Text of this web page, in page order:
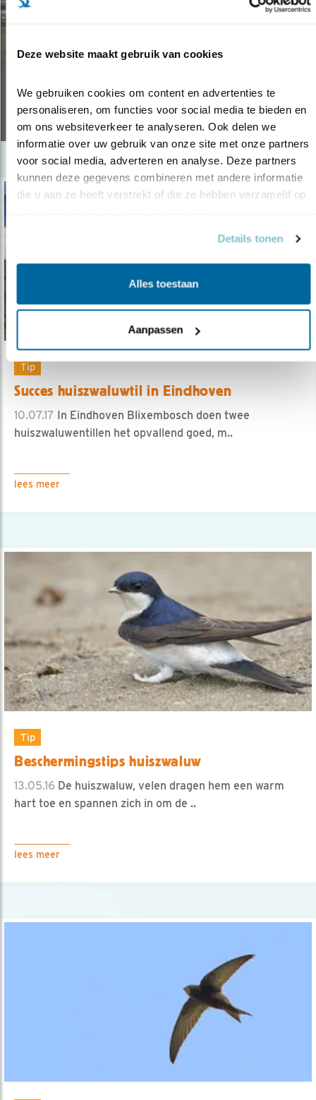
Deze website maakt gebruik van cookies
We gebruiken cookies om content en advertenties te
personaliseren, om functies voor social media te bieden en
om ons websiteverkeer te analyseren. Ook delen we
informatie over uw gebruik van onze site met onze partners
voor social media, adverteren en analyse. Deze partners
kunnen deze gegevens combineren met andere informatie
die u aan ze heeft verstrekt of die ze hebben verzameld op
Details tonen
Alles toestaan
Aanpassen
12 PLEKKEN OM
HUISZWALUWEN TE KIJKEN
07.05.18
Tip
Succes huiszwaluwtil in Eindhoven
10.07.17 In Eindhoven Blixembosch doen twee
huiszwaluwentillen het opvallend goed, m..
lees meer
Tip
Beschermingstips huiszwaluw
13.05.16 De huiszwaluw, velen dragen hem een warm
hart toe en spannen zich in om de ..
lees meer